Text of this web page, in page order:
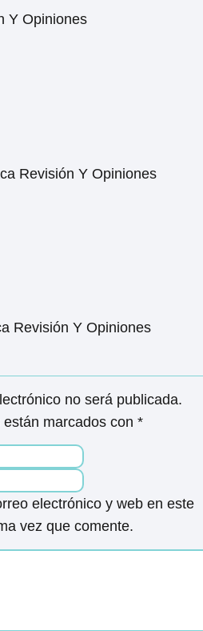
Y Opiniones
Revisión Y Opiniones
Revisión Y Opiniones
no será publicada.
marcados con *
electrónico y web en este
vez que comente.